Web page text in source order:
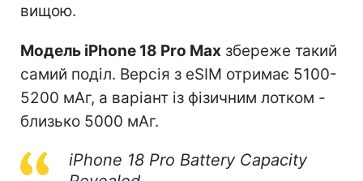
вищою.
Модель iPhone 18 Pro Max збереже такий
самий поділ. Версія з eSIM отримає 5100-
5200 мАг, а варіант із фізичним лотком -
близько 5000 мАг.
iPhone 18 Pro Battery Capacity